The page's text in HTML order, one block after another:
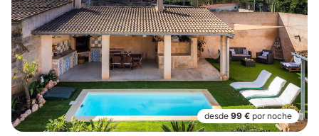
desde 99 € por noche